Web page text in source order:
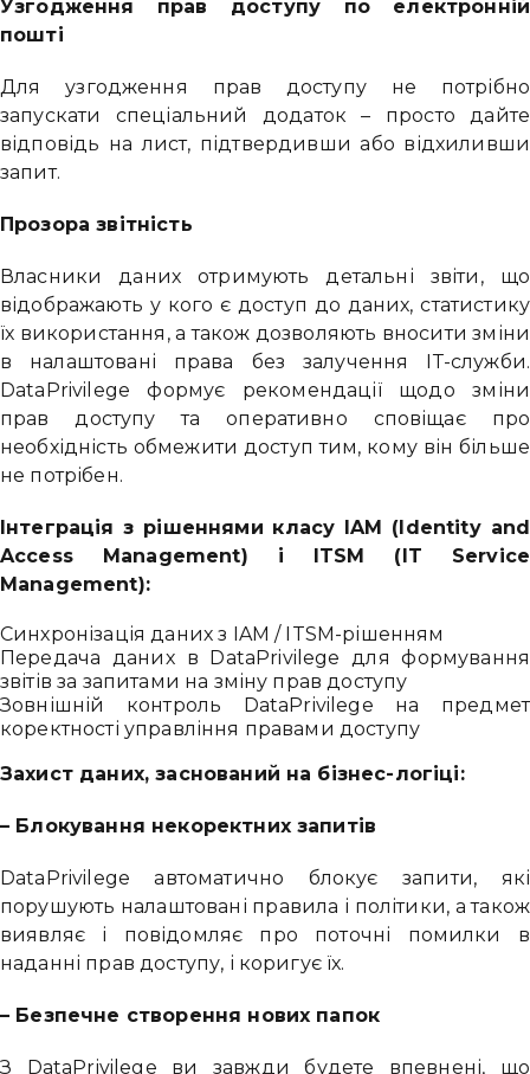
Узгодження прав доступу по електронній
пошті
Для узгодження прав доступу не потрібно
запускати спеціальний додаток – просто дайте
відповідь на лист, підтвердивши або відхиливши
запит.
Прозора звітність
Власники даних отримують детальні звіти, що
відображають у кого є доступ до даних, статистику
їх використання, а також дозволяють вносити зміни
в налаштовані права без залучення ІТ-служби.
DataPrivilege формує рекомендації щодо зміни
прав доступу та оперативно сповіщає про
необхідність обмежити доступ тим, кому він більше
не потрібен.
Інтеграція з рішеннями класу IAM (Identity and
Access Management) і ITSM (IT Service
Management):
Синхронізація даних з IAM / ITSM-рішенням
Передача даних в DataPrivilege для формування
звітів за запитами на зміну прав доступу
Зовнішній контроль DataPrivilege на предмет
коректності управління правами доступу
Захист даних, заснований на бізнес-логіці:
– Блокування некоректних запитів
DataPrivilege автоматично блокує запити, які
порушують налаштовані правила і політики, а також
виявляє і повідомляє про поточні помилки в
наданні прав доступу, і коригує їх.
– Безпечне створення нових папок
З DataPrivilege ви завжди будете впевнені, що
Привіт 👋, чим тобі допомогти?
Ми зазвичай відповідаємо дуже швидко
Надіслати повідомлення